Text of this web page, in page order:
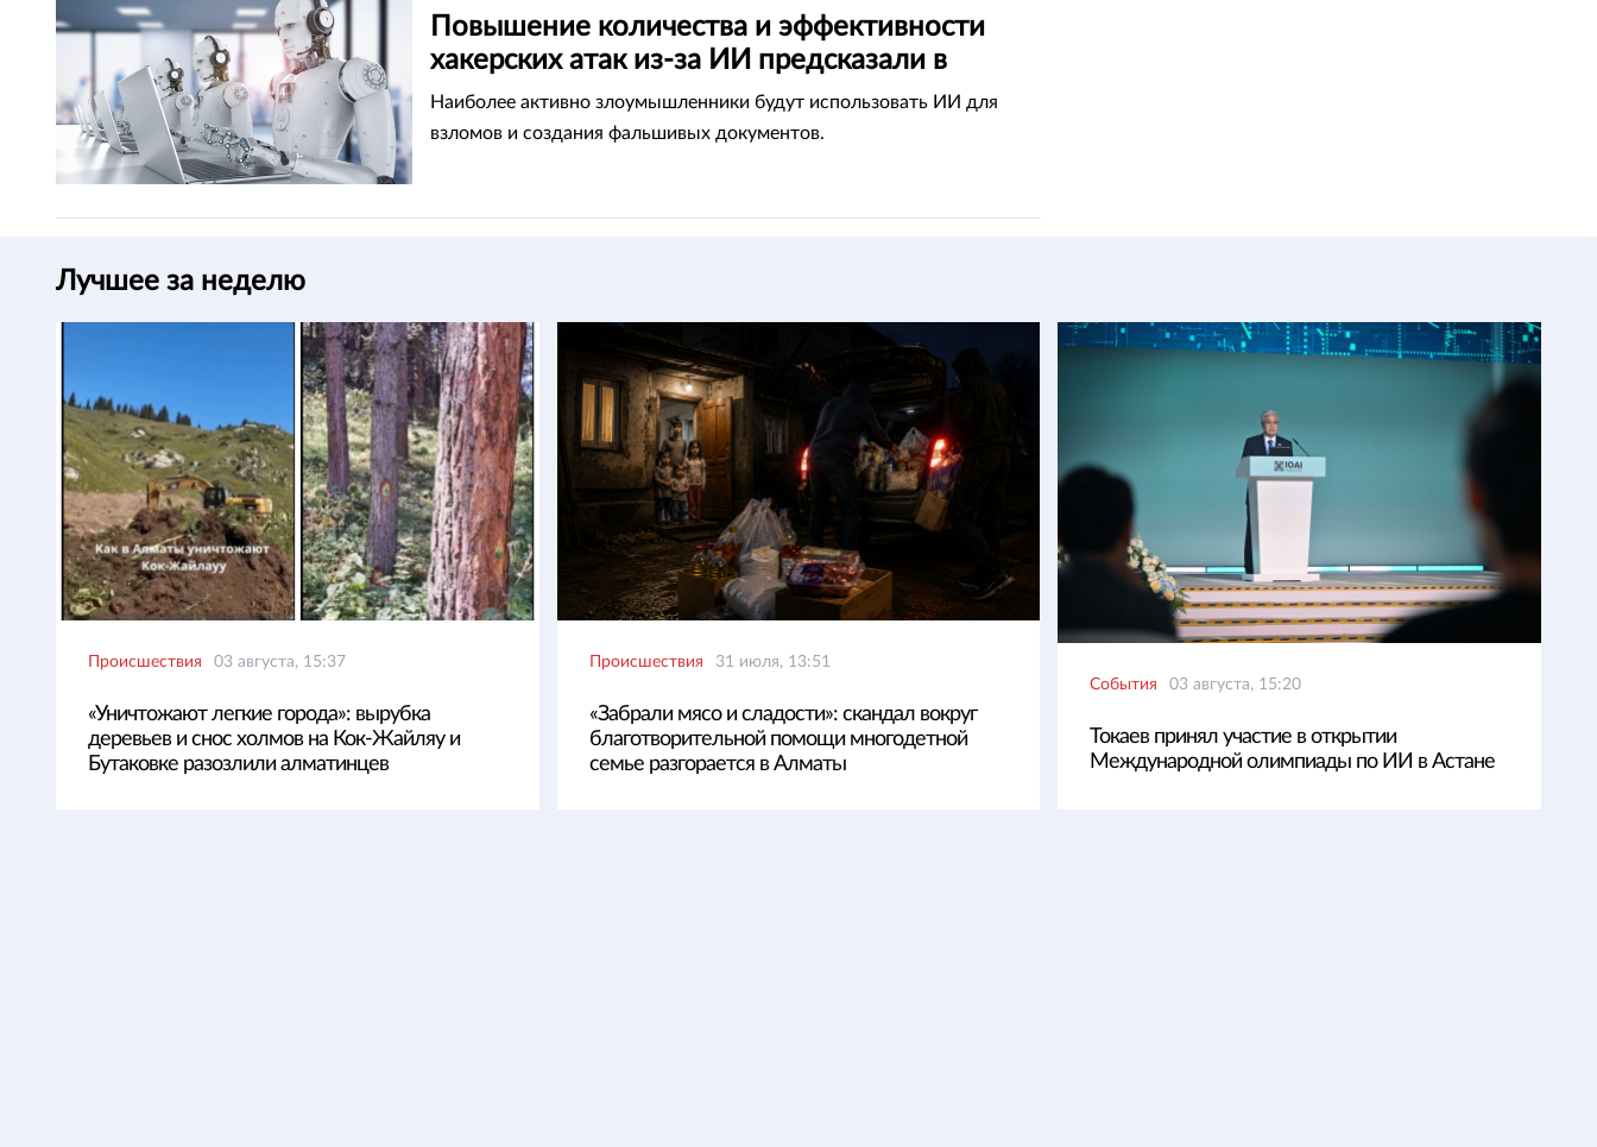
Повышение количества и эффективности
хакерских атак из-за ИИ предсказали в
Европе
Наиболее активно злоумышленники будут использовать ИИ для
взломов и создания фальшивых документов.
Лучшее за неделю
Происшествия 03 августа, 15:37
«Уничтожают легкие города»: вырубка
деревьев и снос холмов на Кок-Жайляу и
Бутаковке разозлили алматинцев
Происшествия 31 июля, 13:51
«Забрали мясо и сладости»: скандал вокруг
благотворительной помощи многодетной
семье разгорается в Алматы
События 03 августа, 15:20
Токаев принял участие в открытии
Международной олимпиады по ИИ в Астане